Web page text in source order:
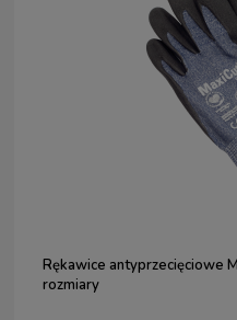
Rękawice antyprzecięciowe
rozmiary